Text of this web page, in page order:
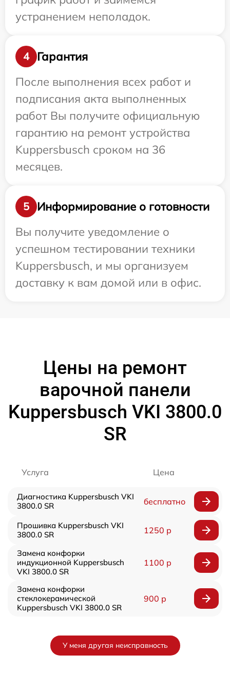
устранением неполадок.
4
Гарантия
После выполнения всех работ и
подписания акта выполненных
работ Вы получите официальную
гарантию на ремонт устройства
Kuppersbusch сроком на 36
месяцев.
5
Информирование о готовности
Вы получите уведомление о
успешном тестировании техники
Kuppersbusch, и мы организуем
доставку к вам домой или в офис.
Цены на ремонт
варочной панели
Kuppersbusch VKI 3800.0
SR
Услуга Цена
Диагностика Kuppersbusch VKI
3800.0 SR
бесплатно
Прошивка Kuppersbusch VKI
3800.0 SR
1250 р
Замена конфорки
индукционной Kuppersbusch
VKI 3800.0 SR
1100 р
Замена конфорки
стеклокерамической
Kuppersbusch VKI 3800.0 SR
900 р
У меня другая неисправность